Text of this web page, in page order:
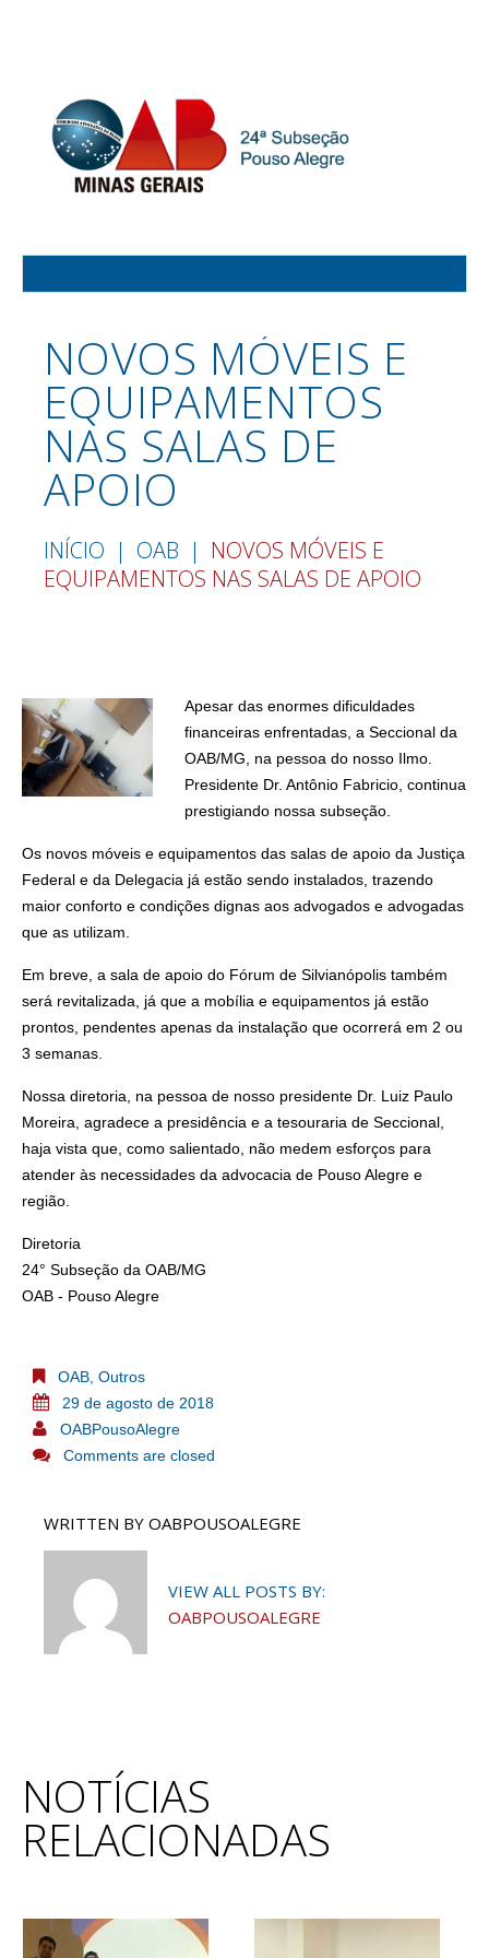
NOVOS MÓVEIS E
EQUIPAMENTOS
NAS SALAS DE
APOIO
INÍCIO OAB
NOVOS MÓVEIS E
EQUIPAMENTOS NAS SALAS DE APOIO
Apesar das enormes dificuldades
financeiras enfrentadas, a Seccional da
OAB/MG, na pessoa do nosso Ilmo.
Presidente Dr. Antônio Fabricio, continua
prestigiando nossa subseção.
Os novos móveis e equipamentos das salas de apoio da Justiça
Federal e da Delegacia já estão sendo instalados, trazendo
maior conforto e condições dignas aos advogados e advogadas
que as utilizam.
Em breve, a sala de apoio do Fórum de Silvianópolis também
será revitalizada, já que a mobília e equipamentos já estão
prontos, pendentes apenas da instalação que ocorrerá em 2 ou
3 semanas.
Nossa diretoria, na pessoa de nosso presidente Dr. Luiz Paulo
Moreira, agradece a presidência e a tesouraria de Seccional,
haja vista que, como salientado, não medem esforços para
atender às necessidades da advocacia de Pouso Alegre e
região.
Diretoria
24° Subseção da OAB/MG
OAB - Pouso Alegre
OAB, Outros
29 de agosto de 2018
OABPousoAlegre
Comments are closed
WRITTEN BY OABPOUSOALEGRE
VIEW ALL POSTS BY:
OABPOUSOALEGRE
NOTÍCIAS
RELACIONADAS